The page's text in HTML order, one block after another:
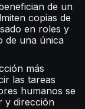
de un
copias de
en roles y
de una única
más
las tareas
humanos se
y dirección